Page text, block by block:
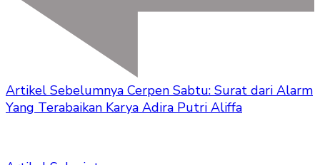
Artikel Sebelumnya Cerpen Sabtu: Surat dari Alarm
Yang Terabaikan Karya Adira Putri Aliffa